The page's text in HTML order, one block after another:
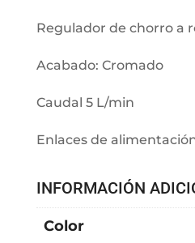
Regulador de chorro a
Acabado: Cromado
Caudal 5 L/min
Enlaces de
INFORMACIÓN
Color